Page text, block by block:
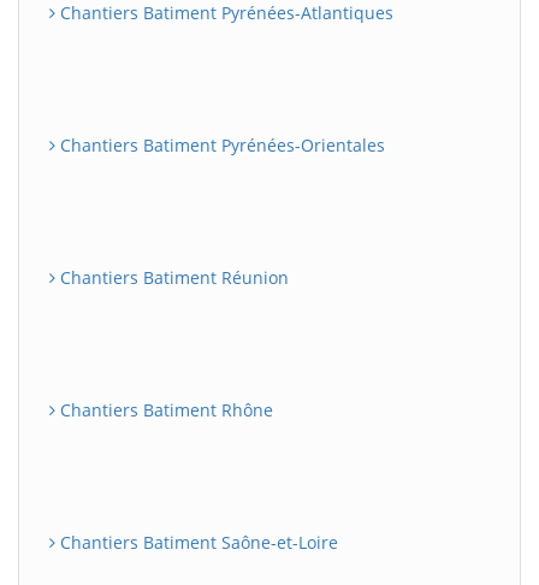
Chantiers Batiment Pyrénées-Atlantiques
Chantiers Batiment Pyrénées-Orientales
Chantiers Batiment Réunion
Chantiers Batiment Rhône
Chantiers Batiment Saône-et-Loire